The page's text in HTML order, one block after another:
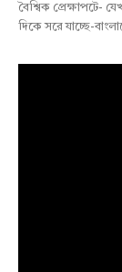
বৈশ্বিক প্রেক্ষাপটে-
দিকে সরে যাচ্ছে-